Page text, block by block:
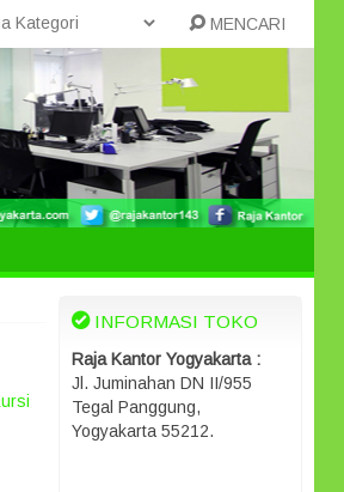
MENCARI
INFORMASI TOKO
Raja Kantor Yogyakarta :
Jl. Juminahan DN II/955
Tegal Panggung,
Yogyakarta 55212.